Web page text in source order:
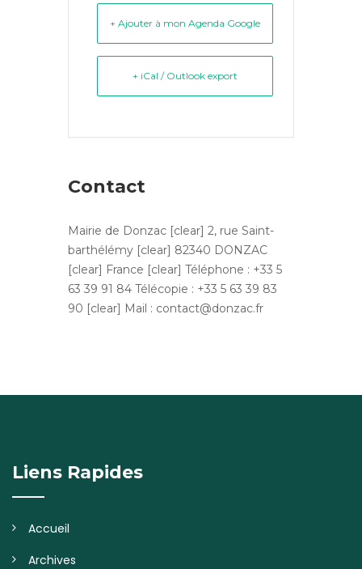
+ Ajouter à mon Agenda Google
+ iCal / Outlook export
Contact
Mairie de Donzac [clear] 2, rue Saint-
barthélémy [clear] 82340 DONZAC
[clear] France [clear] Téléphone : +33 5
63 39 91 84 Télécopie : +33 5 63 39 83
90 [clear] Mail : contact@donzac.fr
Liens Rapides
Accueil
Archives